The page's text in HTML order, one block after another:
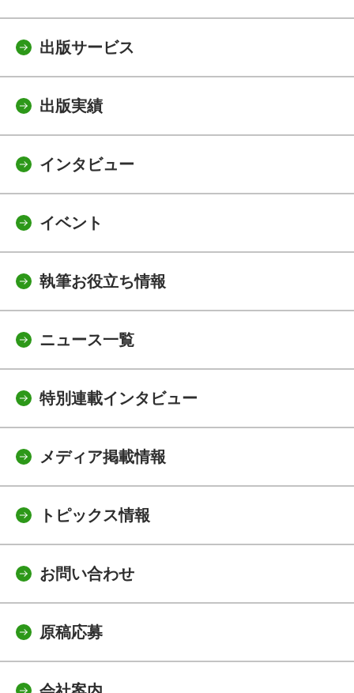
出版サービス
出版実績
インタビュー
イベント
執筆お役立ち情報
ニュース一覧
特別連載インタビュー
メディア掲載情報
トピックス情報
お問い合わせ
原稿応募